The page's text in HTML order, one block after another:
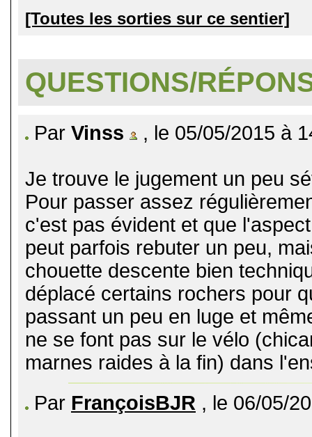
[Toutes les sorties sur ce sentier]
QUESTIONS/
Par Vinss , le 05/05/2015 à
Je trouve le jugement un peu
Pour passer assez
c'est pas évident et que
peut parfois rebuter un peu,
chouette descente bien
déplacé certains rochers pour
passant un peu en luge et
ne se font pas sur le vélo
marnes raides à la fin) dans
Par FrançoisBJR , le 06/05/